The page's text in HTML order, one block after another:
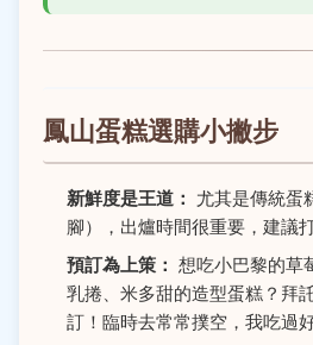
鳳山蛋糕選購小撇步
新鮮度是王道： 尤其是傳統蛋
腳），出爐時間很重要，建議
預訂為上策： 想吃小巴黎的草
乳捲、米多甜的造型蛋糕？拜
訂！臨時去常常撲空，我吃過